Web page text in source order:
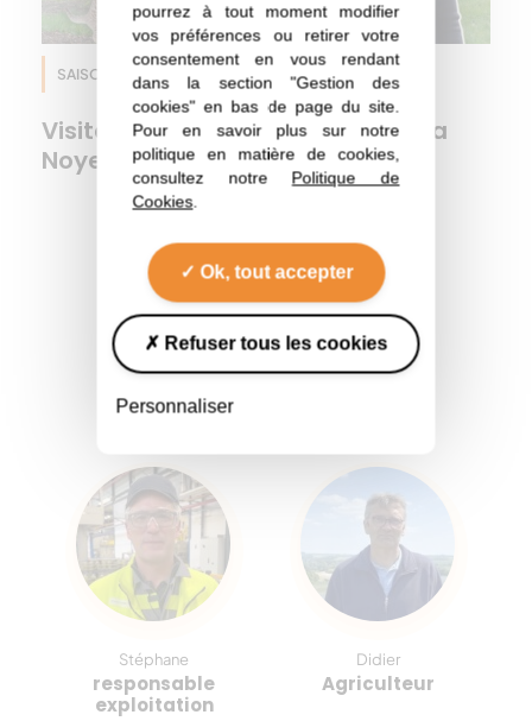
pourrez à tout moment modifier
vos préférences ou retirer votre
consentement en vous rendant
dans la section "Gestion des
cookies" en bas de page du site.
Pour en savoir plus sur notre
politique en matière de cookies,
consultez notre Politique de
Cookies.
Ok, tout accepter
Refuser tous les cookies
Personnaliser
SAISON 6 EPISODE 3 Huile de noix
Visitez l’exploitation de noix de la
Noyeraie des Borderies
Tous les autres épisodes
Les acteurs de la filière
Stéphane
responsable
exploitation
Didier
Agriculteur